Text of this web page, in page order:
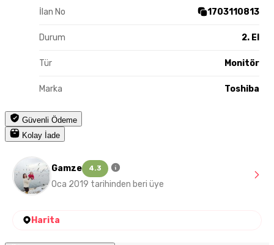
İlan No 1703110813
Durum 2. El
Tür Monitör
Marka Toshiba
Güvenli Ödeme
Kolay İade
Gamze 4.3
Oca 2019 tarihinden beri üye
Harita